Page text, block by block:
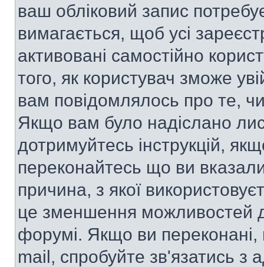
ваш обліковий запис
вимагається, щоб усі
активовані самостійно
того, як користувач зможе
вам повідомлялось про те,
Якщо вам було надіслано
дотримуйтесь інструкцій,
переконайтесь що ви
причина, з якої
це зменшення можливостей
форумі. Якщо ви
mail, спробуйте зв'язатись з